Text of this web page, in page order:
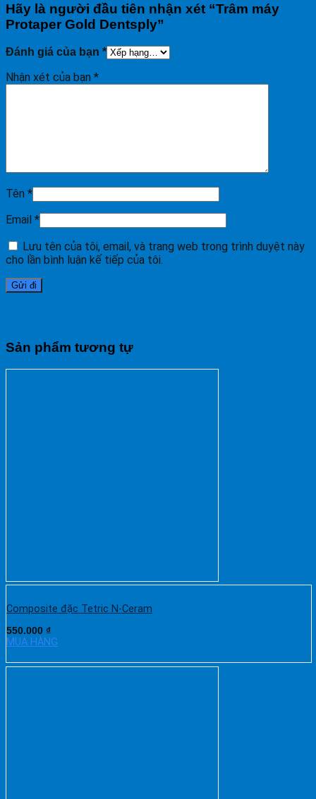
Hãy là người đầu tiên nhận xét “Trâm máy
Protaper Gold Dentsply”
Đánh giá của bạn *
Nhận xét của bạn *
Tên *
Email *
Lưu tên của tôi, email, và trang web trong trình duyệt này
cho lần bình luận kế tiếp của tôi.
Sản phẩm tương tự
Composite đặc Tetric N-Ceram
550.000 ₫
MUA HÀNG